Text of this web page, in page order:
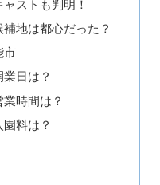
ストも判明！
地は都心だった？
市
日は？
時間は？
料は？